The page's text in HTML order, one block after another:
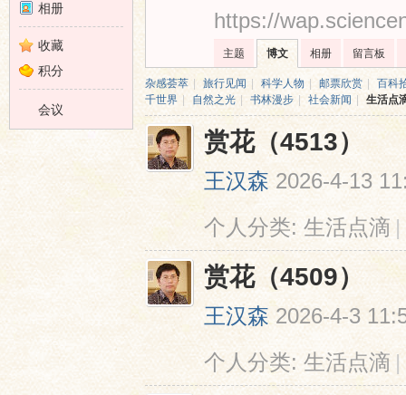
https://
主题 博文 相册 留言板
杂感荟萃 旅行见闻 科学人物 邮票欣赏
百科
千世界 | 自然之光 书林漫步 社会新闻 生活点
赏花（4513）
王汉森 2026-4-13
个人分类: 生活点滴 |
赏花（4509）
王汉森 2026-4-3
个人分类: 生活点滴 |
相册
收藏
积分
会议